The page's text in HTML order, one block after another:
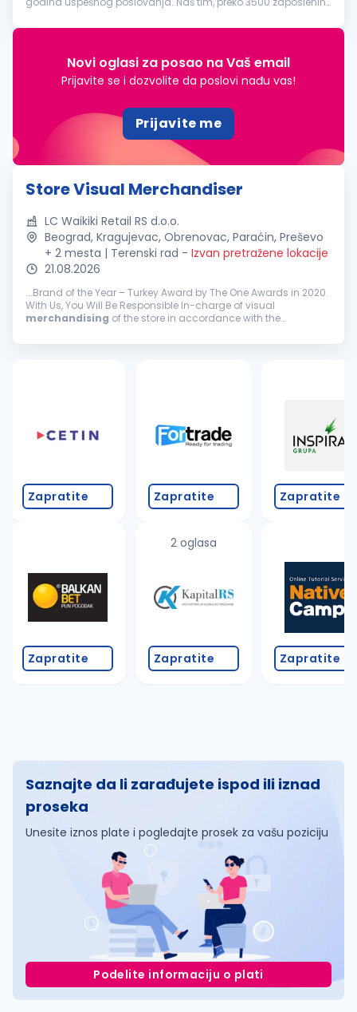
Svakodnevno težimo i...
Novi oglasi za posao na Vaš email
Prijavite se i dozvolite da poslovi nađu vas!
Prijavite me
Store Visual Merchandiser
LC Waikiki Retail RS d.o.o.
Beograd, Kragujevac, Obrenovac, Paraćin, Preševo
+ 2 mesta | Terenski rad - Izvan pretražene lokacije
21.08.2026
...Brand of the Year – Turkey Award by The One Awards in 2020.
With Us, You Will Be Responsible In-charge of visual
merchandising of the store in accordance with the
visual activities...
Zapratite
Zapratite
Zapratite
2 oglasa
Zapratite
Zapratite
Zapratite
Saznajte da li zarađujete ispod ili iznad
proseka
Unesite iznos plate i pogledajte prosek za vašu poziciju
Podelite informaciju o plati